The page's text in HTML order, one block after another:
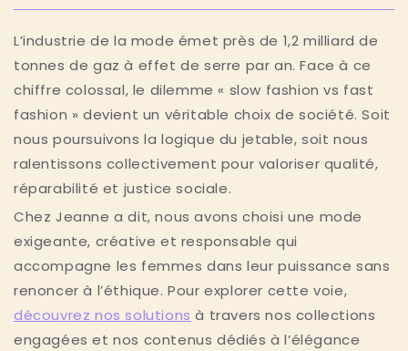
L’industrie de la mode émet près de 1,2 milliard de
tonnes de gaz à effet de serre par an. Face à ce
chiffre colossal, le dilemme « slow fashion vs fast
fashion » devient un véritable choix de société. Soit
nous poursuivons la logique du jetable, soit nous
ralentissons collectivement pour valoriser qualité,
réparabilité et justice sociale.
Chez Jeanne a dit, nous avons choisi une mode
exigeante, créative et responsable qui
accompagne les femmes dans leur puissance sans
renoncer à l’éthique. Pour explorer cette voie,
découvrez nos solutions à travers nos collections
engagées et nos contenus dédiés à l’élégance